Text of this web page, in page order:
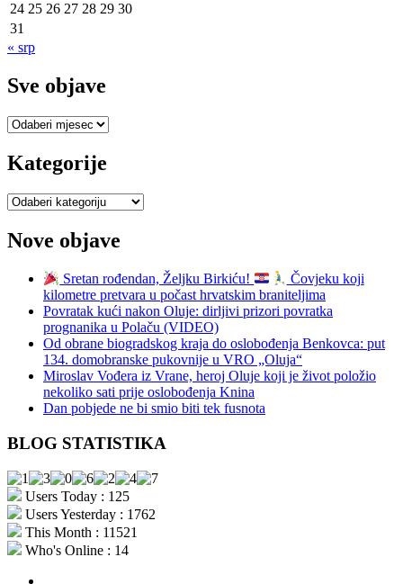
24 25 26 27 28 29 30
31
« srp
Sve objave
Sve
Kategorije
Kategorije
Nove objave
Sretan rođendan, Željku Birkiću!
Čovjeku koji
kilometre pretvara u počast hrvatskim braniteljima
Povratak kući nakon Oluje: dirljivi prizori povratka
prognanika u Polaču (VIDEO)
Od obrane biogradskog kraja do oslobođenja Benkovca: put
134. domobranske pukovnije u VRO „Oluja“
Miroslav Vođera iz Vrane, heroj Oluje koji je život položio
nekoliko sati prije oslobođenja Knina
Dan pobjede ne bi smio biti tek fusnota
BLOG STATISTIKA
Users Today : 125
Users Yesterday : 1762
This Month : 11521
Who's Online : 14